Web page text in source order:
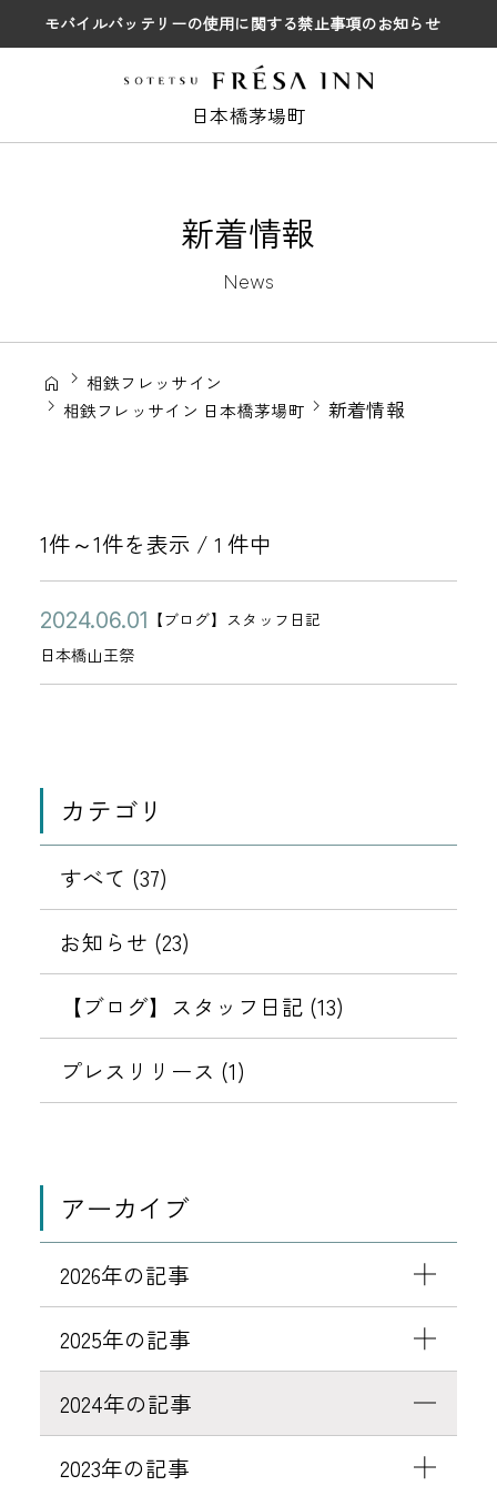
モバイルバッテリーの使用に関する禁止事項のお知らせ
日本橋茅場町
新着情報
News
相鉄フレッサイン
相鉄フレッサイン 日本橋茅場町
新着情報
1件～1件を表示 / 1 件中
日本橋山王祭
公
開
日
2
0
2
月
1
カ
テ
【ブログ】スタッフ日記
日
本
橋
祭
カテゴリ
すべて (37)
お知らせ (23)
【ブログ】スタッフ日記 (13)
プレスリリース (1)
アーカイブ
2026年の記事
2025年の記事
2024年の記事
2023年の記事